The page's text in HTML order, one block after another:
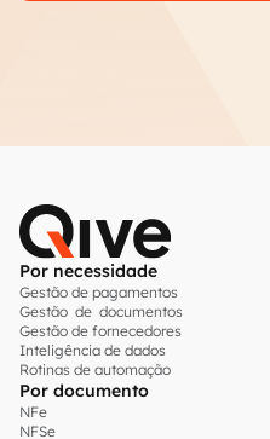
Por necessidade
Gestão de pagamentos
Gestão de documentos
Gestão de fornecedores
Inteligência de dados
Rotinas de automação
Por documento
NFe
NFSe